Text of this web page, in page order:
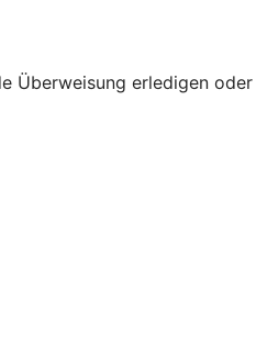
Überweisung erledigen oder